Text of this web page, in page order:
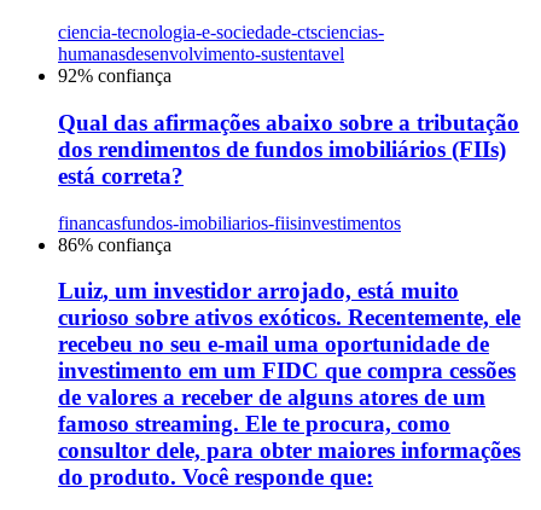
ciencia-tecnologia-e-sociedade-ctsciencias-
humanasdesenvolvimento-sustentavel
92% confiança
Qual das afirmações abaixo sobre a tributação
dos rendimentos de fundos imobiliários (FIIs)
está correta?
financasfundos-imobiliarios-fiisinvestimentos
86% confiança
Luiz, um investidor arrojado, está muito
curioso sobre ativos exóticos. Recentemente, ele
recebeu no seu e-mail uma oportunidade de
investimento em um FIDC que compra cessões
de valores a receber de alguns atores de um
famoso streaming. Ele te procura, como
consultor dele, para obter maiores informações
do produto. Você responde que: